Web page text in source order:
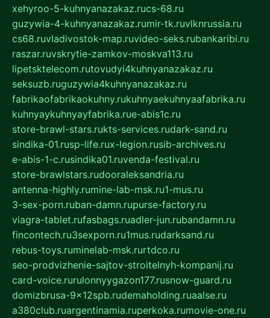
xehyroo-5-kuhnyanazakaz.rucs-68.ru
guzywia-4-kuhnyanazakaz.rumir-tk.ruvlknrussia.ru
cs68.ruvladivostok-map.ruvideo-seks.rubankaribi.ru
raszar.ruvskrytie-zamkov-moskva113.ru
lipetsktelecom.rutovudyi4kuhnyanazakaz.ru
seksuzb.ruguzywia4kuhnyanazakaz.ru
fabrikaofabrikaokuhny.rukuhnyaekuhnyaafabrika.ru
kuhnyaykuhnyayfabrika.rue-abis1c.ru
store-brawl-stars.rukts-services.rudark-sand.ru
sindika-01.rusp-life.rux-legion.rusib-archives.ru
e-abis-1-c.rusindika01.ruvenda-festival.ru
store-brawlstars.rudooraleksandria.ru
antenna-highly.rumine-lab-msk.ru1-mus.ru
3-sex-porn.ruban-damn.rupurse-factory.ru
viagra-tablet.rufasbags.ruadler-jun.rubandamn.ru
fincontech.ru3sexporn.ru1mus.rudarksand.ru
rebus-toys.ruminelab-msk.rurtdco.ru
seo-prodvizhenie-sajtov-stroitelnyh-kompanij.ru
card-voice.rurulonnyygazon177.rusnow-guard.ru
domizbrusa-9x12spb.rudemaholding.ruaalse.ru
a380club.ruargentinamia.ruperkoka.rumovie-one.ru